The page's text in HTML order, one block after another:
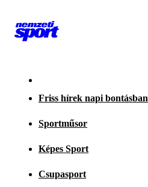
Friss hírek napi bontásban
Sportműsor
Képes Sport
Csupasport